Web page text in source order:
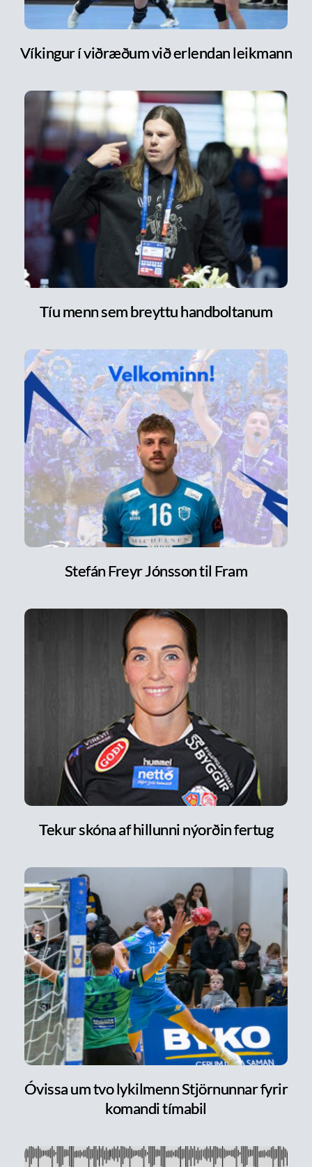
Víkingur í viðræðum við erlendan leikmann
Tíu menn sem breyttu handboltanum
Stefán Freyr Jónsson til Fram
Tekur skóna af hillunni nýorðin fertug
Óvissa um tvo lykilmenn Stjörnunnar fyrir
komandi tímabil